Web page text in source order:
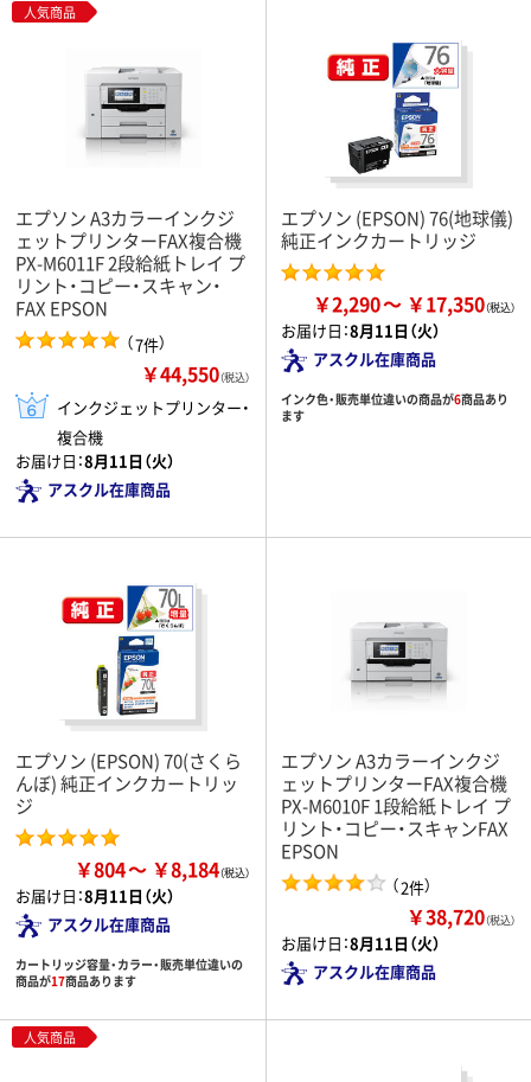
人気商品
エプソン A3カラーインクジ
ェットプリンターFAX複合機
PX-M6011F 2段給紙トレイ プ
リント・コピー・スキャン・
FAX EPSON
（7件）
￥44,550（税込）
インクジェットプリンター・
複合機
お届け日：8月11日（火）
アスクル在庫商品
エプソン (EPSON) 76(地球儀)
純正インクカートリッジ
￥2,290 ￥17,350
お届け日：8月11日（火）
アスクル在庫商品
インク色・販売単位違いの商品が6商品あり
ます
エプソン (EPSON) 70(さくら
んぼ) 純正インクカートリッ
ジ
￥804 ￥8,184
お届け日：8月11日（火）
アスクル在庫商品
カートリッジ容量・カラー・販売単位違いの
商品が17商品あります
エプソン A3カラーインクジ
ェットプリンターFAX複合機
PX-M6010F 1段給紙トレイ プ
リント・コピー・スキャンFAX
EPSON
（2件）
￥38,720（税込）
お届け日：8月11日（火）
アスクル在庫商品
人気商品